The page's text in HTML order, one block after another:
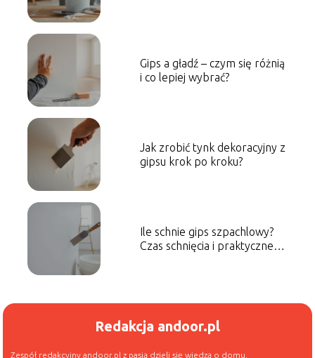
Gips a gładź – czym się różnią
i co lepiej wybrać?
Jak zrobić tynk dekoracyjny z
gipsu krok po kroku?
Ile schnie gips szpachlowy?
Czas schnięcia i praktyczne
Redakcja andoor.pl
Zespół redakcyjny andoor.pl z pasją dzieli się wiedzą o domu,